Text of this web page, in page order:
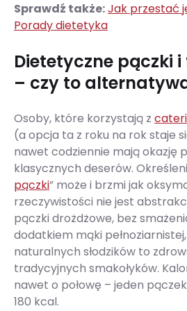
Sprawdź także:Jak przestać
Porady dietetyka
Dietetyczne pączki i
– czy to
Osoby, które korzystają z
(a opcja ta z roku na rok staje
nawet codziennie mają okazję
klasycznych deserów.
pączki” może i brzmi jak
rzeczywistości nie jest
pączki drożdżowe, bez
dodatkiem mąki
naturalnych słodzików to
tradycyjnych smakołyków.
nawet o połowę – jeden
180 kcal.